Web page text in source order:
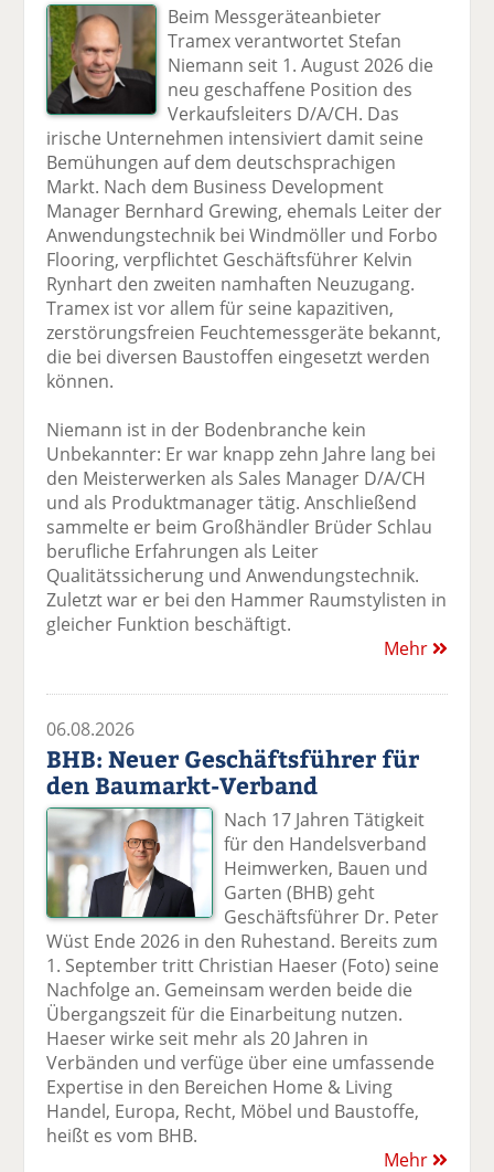
Beim Messgeräteanbieter
Tramex verantwortet Stefan
Niemann seit 1. August 2026 die
neu geschaffene Position des
Verkaufsleiters D/A/CH. Das
irische Unternehmen intensiviert damit seine
Bemühungen auf dem deutschsprachigen
Markt. Nach dem Business Development
Manager Bernhard Grewing, ehemals Leiter der
Anwendungstechnik bei Windmöller und Forbo
Flooring, verpflichtet Geschäftsführer Kelvin
Rynhart den zweiten namhaften Neuzugang.
Tramex ist vor allem für seine kapazitiven,
zerstörungsfreien Feuchtemessgeräte bekannt,
die bei diversen Baustoffen eingesetzt werden
können.
Niemann ist in der Bodenbranche kein
Unbekannter: Er war knapp zehn Jahre lang bei
den Meisterwerken als Sales Manager D/A/CH
und als Produktmanager tätig. Anschließend
sammelte er beim Großhändler Brüder Schlau
berufliche Erfahrungen als Leiter
Qualitätssicherung und Anwendungstechnik.
Zuletzt war er bei den Hammer Raumstylisten in
gleicher Funktion beschäftigt.
Mehr
06.08.2026
BHB: Neuer Geschäftsführer für
den Baumarkt-Verband
Nach 17 Jahren Tätigkeit
für den Handelsverband
Heimwerken, Bauen und
Garten (BHB) geht
Geschäftsführer Dr. Peter
Wüst Ende 2026 in den Ruhestand. Bereits zum
1. September tritt Christian Haeser (Foto) seine
Nachfolge an. Gemeinsam werden beide die
Übergangszeit für die Einarbeitung nutzen.
Haeser wirke seit mehr als 20 Jahren in
Verbänden und verfüge über eine umfassende
Expertise in den Bereichen Home & Living
Handel, Europa, Recht, Möbel und Baustoffe,
heißt es vom BHB.
Mehr